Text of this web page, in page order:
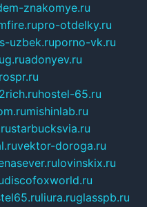
znakomye.ru
pro-otdelky.ru
uzbek.ruporno-vk.ru
adonyev.ru
2rich.ruhostel-65.ru
mishinlab.ru
starbucksvia.ru
vektor-doroga.ru
lovinskix.ru
discofoxworld.ru
liura.ruglasspb.ru